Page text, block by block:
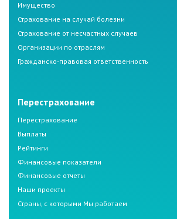
Имущество
Страхование на случай болезни
Страхование от несчастных случаев
Организации по отраслям
Гражданско-правовая ответственность
Перестрахование
Перестрахование
Выплаты
Рейтинги
Финансовые показатели
Финансовые отчеты
Наши проекты
Страны, с которыми Мы работаем